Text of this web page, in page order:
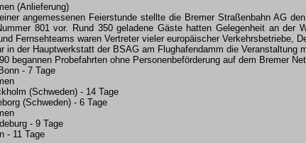
(Anlieferung)
angemessenen Feierstunde stellte die Bremer Straßenbahn AG
801 vor. Rund 350 geladene Gäste hatten Gelegenheit an der
Fernsehteams waren Vertreter vieler europäischer Verkehrsbetriebe,
in der Hauptwerkstatt der BSAG am Flughafendamm die Veranstaltung
begannen Probefahrten ohne Personenbeförderung auf dem Bremer
- 7 Tage
(Schweden) - 14 Tage
(Schweden) - 6 Tage
- 9 Tage
- 11 Tage